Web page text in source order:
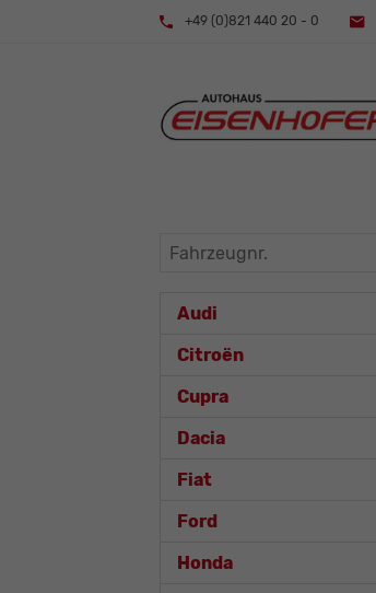
+49 (0)821 440 20 - 0
Fahrzeugnr.
Audi
Citroën
Cupra
Dacia
Fiat
Ford
Honda